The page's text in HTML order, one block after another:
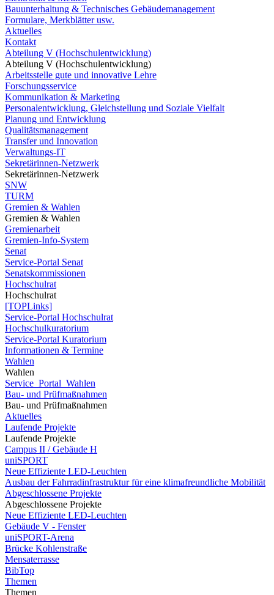
Bauunterhaltung & Technisches Gebäudemanagement
Formulare, Merkblätter usw.
Aktuelles
Kontakt
Abteilung V (Hochschulentwicklung)
Abteilung V (Hochschulentwicklung)
Arbeitsstelle gute und innovative Lehre
Forschungsservice
Kommunikation & Marketing
Personalentwicklung, Gleichstellung und Soziale Vielfalt
Planung und Entwicklung
Qualitätsmanagement
Transfer und Innovation
Verwaltungs-IT
Sekretärinnen-Netzwerk
Sekretärinnen-Netzwerk
SNW
TURM
Gremien & Wahlen
Gremien & Wahlen
Gremienarbeit
Gremien-Info-System
Senat
Service-Portal Senat
Senatskommissionen
Hochschulrat
Hochschulrat
[TOPLinks]
Service-Portal Hochschulrat
Hochschulkuratorium
Service-Portal Kuratorium
Informationen & Termine
Wahlen
Wahlen
Service_Portal_Wahlen
Bau- und Prüfmaßnahmen
Bau- und Prüfmaßnahmen
Aktuelles
Laufende Projekte
Laufende Projekte
Campus II / Gebäude H
uniSPORT
Neue Effiziente LED-Leuchten
Ausbau der Fahrradinfrastruktur für eine klimafreundliche Mobilität
Abgeschlossene Projekte
Abgeschlossene Projekte
Neue Effiziente LED-Leuchten
Gebäude V - Fenster
uniSPORT-Arena
Brücke Kohlenstraße
Mensaterrasse
BibTop
Themen
Themen